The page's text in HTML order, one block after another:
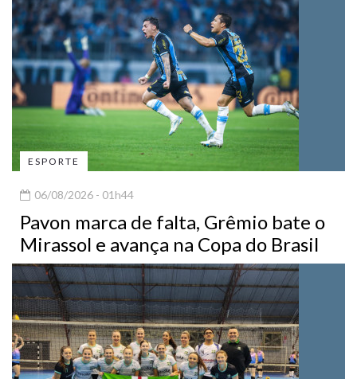
ESPORTE
06/08/2026 - 01h44
Pavon marca de falta, Grêmio bate o
Mirassol e avança na Copa do Brasil